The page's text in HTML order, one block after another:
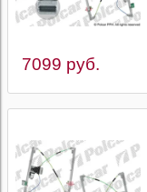
7099 руб.